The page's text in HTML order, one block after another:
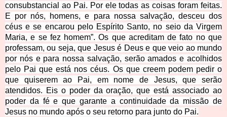
consubstancial ao Pai. Por ele todas as coisas foram feitas.
E por nós, homens, e para nossa salvação, desceu dos
céus e se encarou pelo Espírito Santo, no seio da Virgem
Maria, e se fez homem”. Os que acreditam de fato no que
professam, ou seja, que Jesus é Deus e que veio ao mundo
por nós e para nossa salvação, serão amados e acolhidos
pelo Pai que está nos céus. Os que creem podem pedir o
que quiserem ao Pai, em nome de Jesus, que serão
atendidos. Eis o poder da oração, que está associado ao
poder da fé e que garante a continuidade da missão de
Jesus no mundo após o seu retorno para junto do Pai.